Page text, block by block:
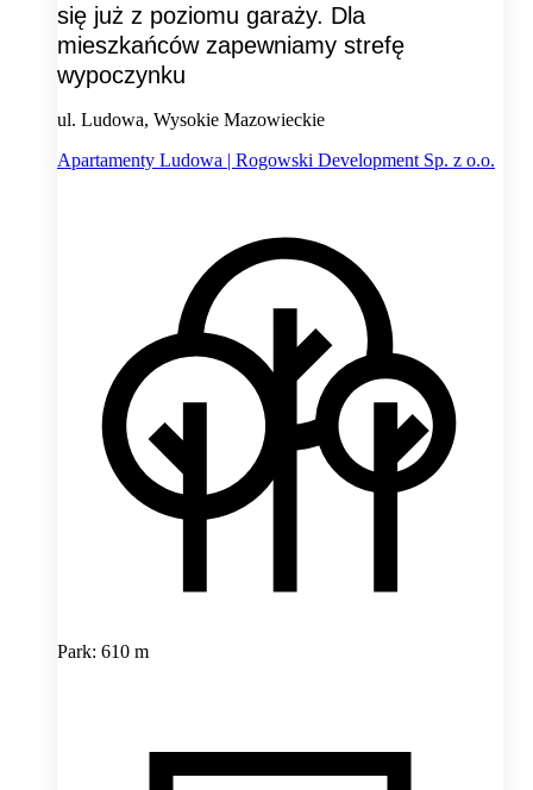
się już z poziomu garaży. Dla
mieszkańców zapewniamy strefę
wypoczynku
ul. Ludowa, Wysokie Mazowieckie
Apartamenty Ludowa | Rogowski Development Sp. z o.o.
Park: 610 m